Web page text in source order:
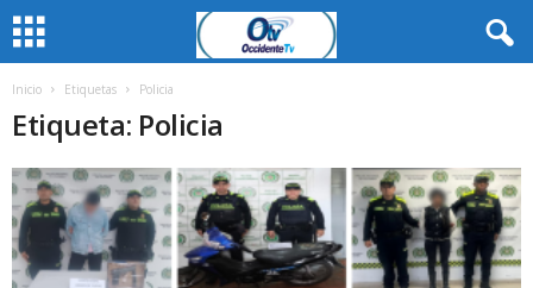
Inicio Etiquetas Policia
Etiqueta: Policia